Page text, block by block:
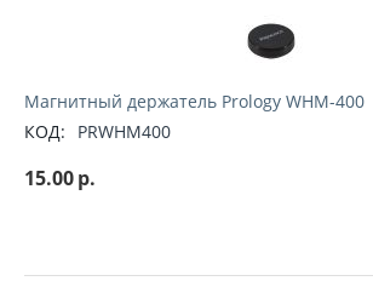
Магнитный держатель Prology WHM-400
КОД:
PRWHM400
15.00р.